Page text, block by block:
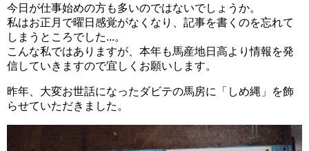
今日が仕事始めの方も多いのではないでしょうか。
私はお正月で曜日感覚がなくなり、記事を書くのを忘れて
しまうところでした...。
こんな私ではありますが、本年も馬産地日高より情報を発
信していきますので宜しくお願いします。
昨年、大変お世話になったダビテの馬房に「しめ縄」を飾
らせていただきました。